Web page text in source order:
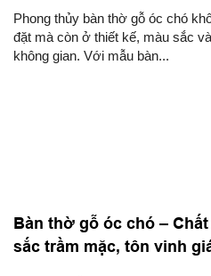
Phong thủy bàn thờ gỗ óc chó
đặt mà còn ở thiết kế, màu sắc
không gian. Với mẫu bàn...
Bàn thờ gỗ óc chó –
sắc trầm mặc, tôn vinh